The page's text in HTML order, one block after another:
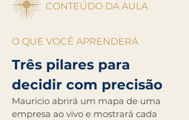
CONTEÚDO DA AULA
O QUE VOCÊ APRENDERÁ
Três pilares para
decidir com precisão
Mauricio abrirá um mapa de uma
empresa ao vivo e mostrará cada